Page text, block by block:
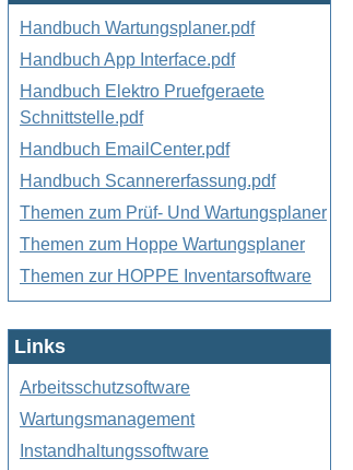
Handbuch Wartungsplaner.pdf
Handbuch App Interface.pdf
Handbuch Elektro Pruefgeraete
Schnittstelle.pdf
Handbuch EmailCenter.pdf
Handbuch Scannererfassung.pdf
Themen zum Prüf- Und Wartungsplaner
Themen zum Hoppe Wartungsplaner
Themen zur HOPPE Inventarsoftware
Links
Arbeitsschutzsoftware
Wartungsmanagement
Instandhaltungssoftware